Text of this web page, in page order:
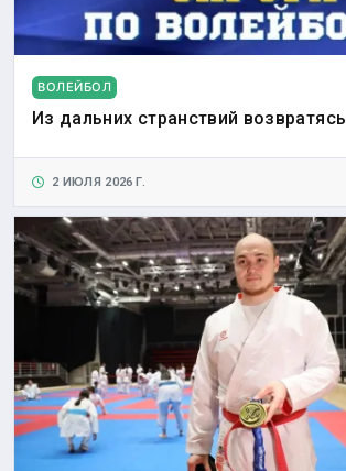
ВОЛЕЙБОЛ
Из дальних странствий возвратясь
2 ИЮЛЯ 2026 Г.